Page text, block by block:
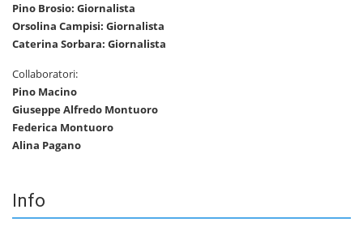
Pino Brosio: Giornalista
Orsolina Campisi: Giornalista
Caterina Sorbara: Giornalista
Collaboratori:
Pino Macino
Giuseppe Alfredo Montuoro
Federica Montuoro
Alina Pagano
Info